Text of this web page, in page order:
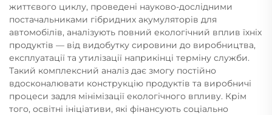
життєвого циклу, проведені науково-дослідними
постачальниками гібридних акумуляторів для
автомобілів, аналізують повний екологічний вплив їхніх
продуктів — від видобутку сировини до виробництва,
експлуатації та утилізації наприкінці терміну служби.
Такий комплексний аналіз дає змогу постійно
вдосконалювати конструкцію продуктів та виробничі
процеси задля мінімізації екологічного впливу. Крім
того, освітні ініціативи, які фінансують соціально